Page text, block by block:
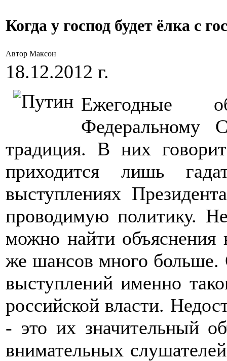
Когда у господ будет ёлка с
Автор Максон
18.12.2012 г.
Ежегодные
Федеральному
традиция. В них
приходится лишь
выступлениях
проводимую политику.
можно найти объяснения
же шансов много больше.
выступлений именно
российской власти.
- это их значительный
внимательных